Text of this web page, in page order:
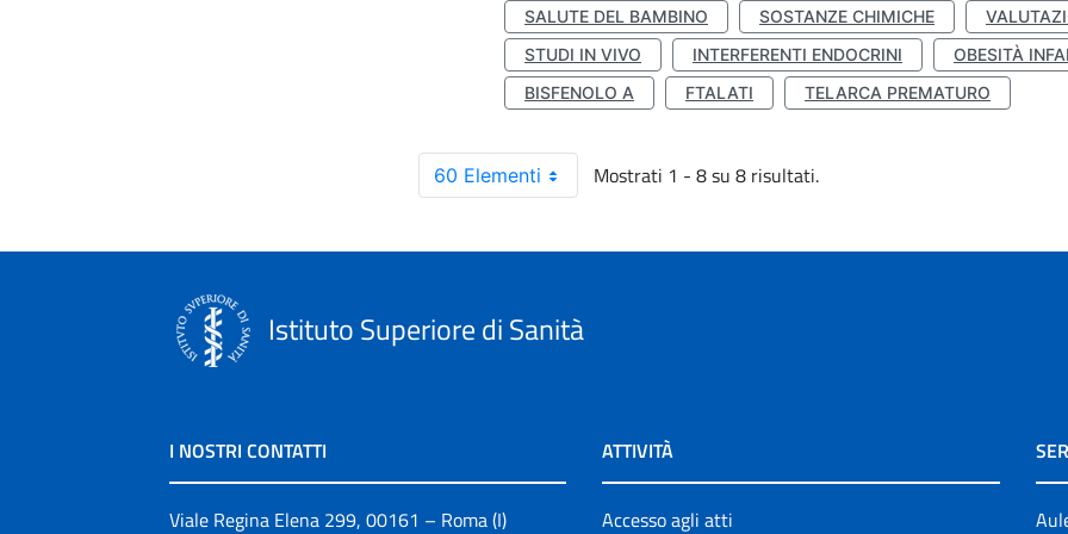
SALUTE DEL BAMBINO
SOSTANZE CHIMICHE
STUDI IN VIVO
INTERFERENTI ENDOCRINI OBESITÀ
BISFENOLO A
FTALATI TELARCA PREMATURO
60 Elementi Mostrati 1 - 8 su 8 risultati.
Istituto Superiore di Sanità
I NOSTRI CONTATTI
Viale Regina Elena 299, 00161 – Roma (I)
ATTIVITÀ
Accesso agli atti